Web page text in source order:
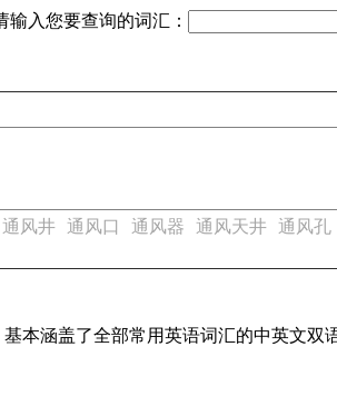
输入您要查询的词汇：
通风井 通风口 通风器 通风天井 通风孔
本涵盖了全部常用英语词汇的中英文双